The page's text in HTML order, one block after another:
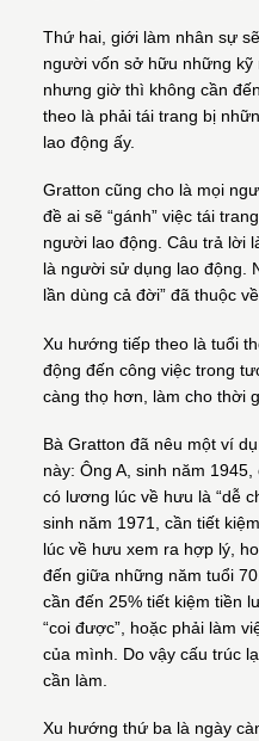
Thứ hai, giới làm nhân sự
người vốn sở hữu những kỹ
nhưng giờ thì không cần
theo là phải tái trang bị
lao động ấy.
Gratton cũng cho là mọi
đề ai sẽ “gánh” việc tái
người lao động. Câu trả lời
là người sử dụng lao động.
lần dùng cả đời” đã thuộc
Xu hướng tiếp theo là tuổi
động đến công việc trong
càng thọ hơn, làm cho thời
Bà Gratton đã nêu một ví
này: Ông A, sinh năm
có lương lúc về hưu là “dễ
sinh năm 1971, cần tiết
lúc về hưu xem ra hợp lý,
đến giữa những năm tuổi
cần đến 25% tiết kiệm tiền
“coi được”, hoặc phải làm
của mình. Do vậy cấu trúc
cần làm.
Xu hướng thứ ba là ngày